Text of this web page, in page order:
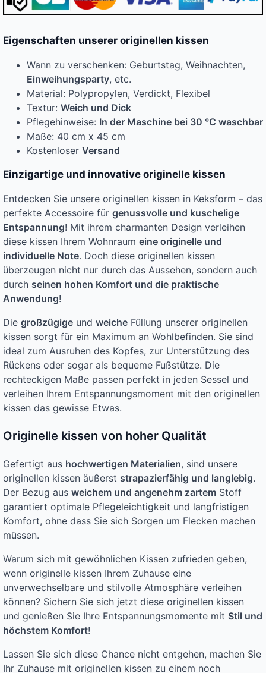
Eigenschaften unserer originellen kissen
Wann zu verschenken: Geburtstag, Weihnachten,
Einweihungsparty, etc.
Material: Polypropylen, Verdickt, Flexibel
Textur: Weich und Dick
Pflegehinweise: In der Maschine bei 30 °C waschbar
Maße: 40 cm x 45 cm
Kostenloser Versand
Einzigartige und innovative originelle kissen
Entdecken Sie unsere originellen kissen in Keksform – das
perfekte Accessoire für genussvolle und kuschelige
Entspannung! Mit ihrem charmanten Design verleihen
diese kissen Ihrem Wohnraum eine originelle und
individuelle Note. Doch diese originellen kissen
überzeugen nicht nur durch das Aussehen, sondern auch
durch seinen hohen Komfort und die praktische
Anwendung!
Die großzügige und weiche Füllung unserer originellen
kissen sorgt für ein Maximum an Wohlbefinden. Sie sind
ideal zum Ausruhen des Kopfes, zur Unterstützung des
Rückens oder sogar als bequeme Fußstütze. Die
rechteckigen Maße passen perfekt in jeden Sessel und
verleihen Ihrem Entspannungsmoment mit den originellen
kissen das gewisse Etwas.
Originelle kissen von hoher Qualität
Gefertigt aus hochwertigen Materialien, sind unsere
originellen kissen äußerst strapazierfähig und langlebig.
Der Bezug aus weichem und angenehm zartem Stoff
garantiert optimale Pflegeleichtigkeit und langfristigen
Komfort, ohne dass Sie sich Sorgen um Flecken machen
müssen.
Warum sich mit gewöhnlichen Kissen zufrieden geben,
wenn originelle kissen Ihrem Zuhause eine
unverwechselbare und stilvolle Atmosphäre verleihen
können? Sichern Sie sich jetzt diese originellen kissen
und genießen Sie Ihre Entspannungsmomente mit Stil und
höchstem Komfort!
Lassen Sie sich diese Chance nicht entgehen, machen Sie
Ihr Zuhause mit originellen kissen zu einem noch